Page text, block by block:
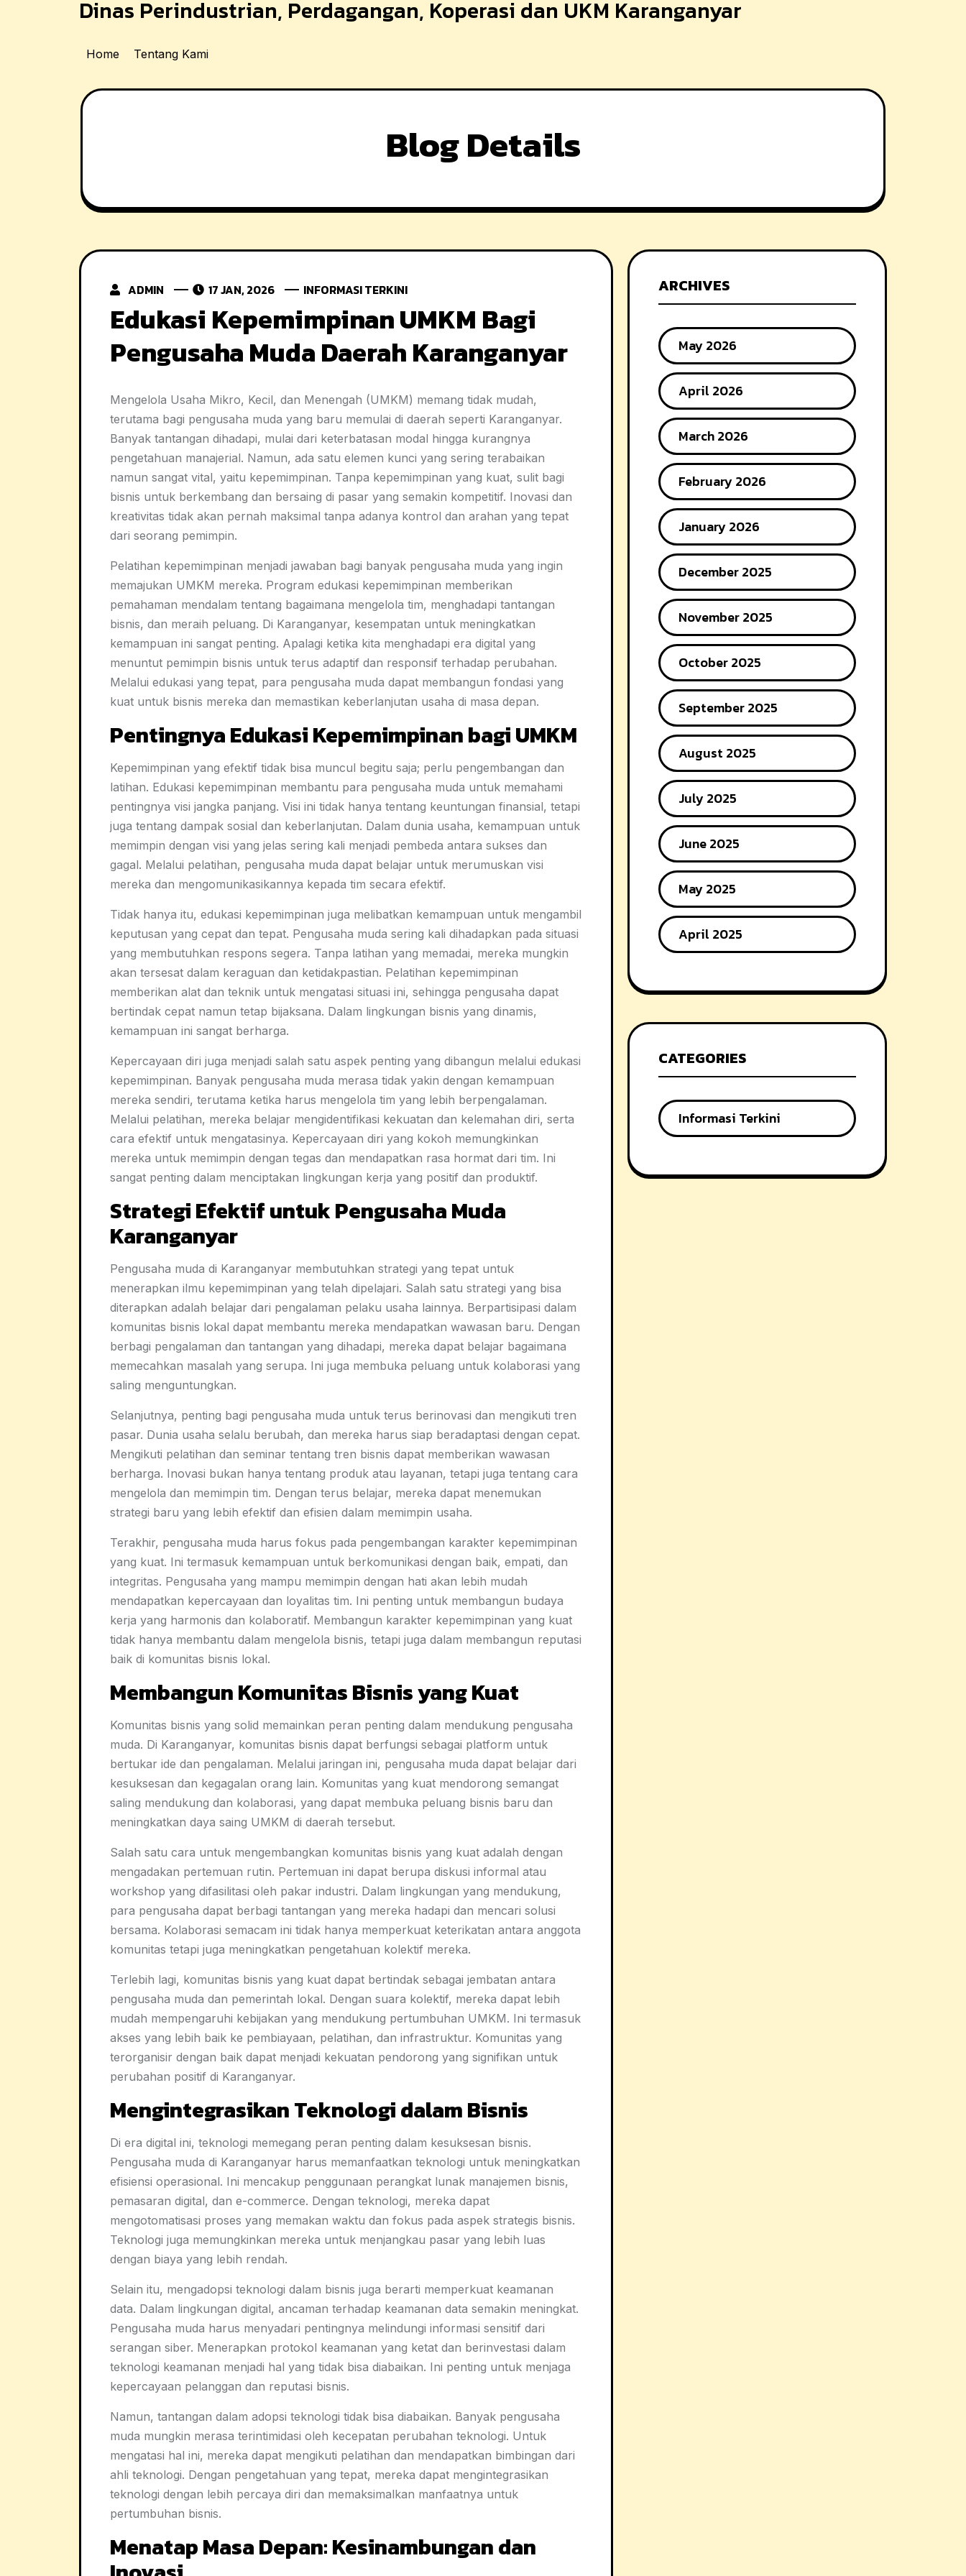
Dinas Perindustrian, Perdagangan, Koperasi dan UKM Karanganyar
Home Tentang Kami
Blog Details
ADMIN 17 JAN, 2026 INFORMASI TERKINI
Edukasi Kepemimpinan UMKM Bagi
Pengusaha Muda Daerah Karanganyar
Mengelola Usaha Mikro, Kecil, dan Menengah (UMKM) memang tidak mudah,
terutama bagi pengusaha muda yang baru memulai di daerah seperti Karanganyar.
Banyak tantangan dihadapi, mulai dari keterbatasan modal hingga kurangnya
pengetahuan manajerial. Namun, ada satu elemen kunci yang sering terabaikan
namun sangat vital, yaitu kepemimpinan. Tanpa kepemimpinan yang kuat, sulit bagi
bisnis untuk berkembang dan bersaing di pasar yang semakin kompetitif. Inovasi dan
kreativitas tidak akan pernah maksimal tanpa adanya kontrol dan arahan yang tepat
dari seorang pemimpin.
Pelatihan kepemimpinan menjadi jawaban bagi banyak pengusaha muda yang ingin
memajukan UMKM mereka. Program edukasi kepemimpinan memberikan
pemahaman mendalam tentang bagaimana mengelola tim, menghadapi tantangan
bisnis, dan meraih peluang. Di Karanganyar, kesempatan untuk meningkatkan
kemampuan ini sangat penting. Apalagi ketika kita menghadapi era digital yang
menuntut pemimpin bisnis untuk terus adaptif dan responsif terhadap perubahan.
Melalui edukasi yang tepat, para pengusaha muda dapat membangun fondasi yang
kuat untuk bisnis mereka dan memastikan keberlanjutan usaha di masa depan.
Pentingnya Edukasi Kepemimpinan bagi UMKM
Kepemimpinan yang efektif tidak bisa muncul begitu saja; perlu pengembangan dan
latihan. Edukasi kepemimpinan membantu para pengusaha muda untuk memahami
pentingnya visi jangka panjang. Visi ini tidak hanya tentang keuntungan finansial, tetapi
juga tentang dampak sosial dan keberlanjutan. Dalam dunia usaha, kemampuan untuk
memimpin dengan visi yang jelas sering kali menjadi pembeda antara sukses dan
gagal. Melalui pelatihan, pengusaha muda dapat belajar untuk merumuskan visi
mereka dan mengomunikasikannya kepada tim secara efektif.
Tidak hanya itu, edukasi kepemimpinan juga melibatkan kemampuan untuk mengambil
keputusan yang cepat dan tepat. Pengusaha muda sering kali dihadapkan pada situasi
yang membutuhkan respons segera. Tanpa latihan yang memadai, mereka mungkin
akan tersesat dalam keraguan dan ketidakpastian. Pelatihan kepemimpinan
memberikan alat dan teknik untuk mengatasi situasi ini, sehingga pengusaha dapat
bertindak cepat namun tetap bijaksana. Dalam lingkungan bisnis yang dinamis,
kemampuan ini sangat berharga.
Kepercayaan diri juga menjadi salah satu aspek penting yang dibangun melalui edukasi
kepemimpinan. Banyak pengusaha muda merasa tidak yakin dengan kemampuan
mereka sendiri, terutama ketika harus mengelola tim yang lebih berpengalaman.
Melalui pelatihan, mereka belajar mengidentifikasi kekuatan dan kelemahan diri, serta
cara efektif untuk mengatasinya. Kepercayaan diri yang kokoh memungkinkan
mereka untuk memimpin dengan tegas dan mendapatkan rasa hormat dari tim. Ini
sangat penting dalam menciptakan lingkungan kerja yang positif dan produktif.
Strategi Efektif untuk Pengusaha Muda
Karanganyar
Pengusaha muda di Karanganyar membutuhkan strategi yang tepat untuk
menerapkan ilmu kepemimpinan yang telah dipelajari. Salah satu strategi yang bisa
diterapkan adalah belajar dari pengalaman pelaku usaha lainnya. Berpartisipasi dalam
komunitas bisnis lokal dapat membantu mereka mendapatkan wawasan baru. Dengan
berbagi pengalaman dan tantangan yang dihadapi, mereka dapat belajar bagaimana
memecahkan masalah yang serupa. Ini juga membuka peluang untuk kolaborasi yang
saling menguntungkan.
Selanjutnya, penting bagi pengusaha muda untuk terus berinovasi dan mengikuti tren
pasar. Dunia usaha selalu berubah, dan mereka harus siap beradaptasi dengan cepat.
Mengikuti pelatihan dan seminar tentang tren bisnis dapat memberikan wawasan
berharga. Inovasi bukan hanya tentang produk atau layanan, tetapi juga tentang cara
mengelola dan memimpin tim. Dengan terus belajar, mereka dapat menemukan
strategi baru yang lebih efektif dan efisien dalam memimpin usaha.
Terakhir, pengusaha muda harus fokus pada pengembangan karakter kepemimpinan
yang kuat. Ini termasuk kemampuan untuk berkomunikasi dengan baik, empati, dan
integritas. Pengusaha yang mampu memimpin dengan hati akan lebih mudah
mendapatkan kepercayaan dan loyalitas tim. Ini penting untuk membangun budaya
kerja yang harmonis dan kolaboratif. Membangun karakter kepemimpinan yang kuat
tidak hanya membantu dalam mengelola bisnis, tetapi juga dalam membangun reputasi
baik di komunitas bisnis lokal.
Membangun Komunitas Bisnis yang Kuat
Komunitas bisnis yang solid memainkan peran penting dalam mendukung pengusaha
muda. Di Karanganyar, komunitas bisnis dapat berfungsi sebagai platform untuk
bertukar ide dan pengalaman. Melalui jaringan ini, pengusaha muda dapat belajar dari
kesuksesan dan kegagalan orang lain. Komunitas yang kuat mendorong semangat
saling mendukung dan kolaborasi, yang dapat membuka peluang bisnis baru dan
meningkatkan daya saing UMKM di daerah tersebut.
Salah satu cara untuk mengembangkan komunitas bisnis yang kuat adalah dengan
mengadakan pertemuan rutin. Pertemuan ini dapat berupa diskusi informal atau
workshop yang difasilitasi oleh pakar industri. Dalam lingkungan yang mendukung,
para pengusaha dapat berbagi tantangan yang mereka hadapi dan mencari solusi
bersama. Kolaborasi semacam ini tidak hanya memperkuat keterikatan antara anggota
komunitas tetapi juga meningkatkan pengetahuan kolektif mereka.
Terlebih lagi, komunitas bisnis yang kuat dapat bertindak sebagai jembatan antara
pengusaha muda dan pemerintah lokal. Dengan suara kolektif, mereka dapat lebih
mudah mempengaruhi kebijakan yang mendukung pertumbuhan UMKM. Ini termasuk
akses yang lebih baik ke pembiayaan, pelatihan, dan infrastruktur. Komunitas yang
terorganisir dengan baik dapat menjadi kekuatan pendorong yang signifikan untuk
perubahan positif di Karanganyar.
Mengintegrasikan Teknologi dalam Bisnis
Di era digital ini, teknologi memegang peran penting dalam kesuksesan bisnis.
Pengusaha muda di Karanganyar harus memanfaatkan teknologi untuk meningkatkan
efisiensi operasional. Ini mencakup penggunaan perangkat lunak manajemen bisnis,
pemasaran digital, dan e-commerce. Dengan teknologi, mereka dapat
mengotomatisasi proses yang memakan waktu dan fokus pada aspek strategis bisnis.
Teknologi juga memungkinkan mereka untuk menjangkau pasar yang lebih luas
dengan biaya yang lebih rendah.
Selain itu, mengadopsi teknologi dalam bisnis juga berarti memperkuat keamanan
data. Dalam lingkungan digital, ancaman terhadap keamanan data semakin meningkat.
Pengusaha muda harus menyadari pentingnya melindungi informasi sensitif dari
serangan siber. Menerapkan protokol keamanan yang ketat dan berinvestasi dalam
teknologi keamanan menjadi hal yang tidak bisa diabaikan. Ini penting untuk menjaga
kepercayaan pelanggan dan reputasi bisnis.
Namun, tantangan dalam adopsi teknologi tidak bisa diabaikan. Banyak pengusaha
muda mungkin merasa terintimidasi oleh kecepatan perubahan teknologi. Untuk
mengatasi hal ini, mereka dapat mengikuti pelatihan dan mendapatkan bimbingan dari
ahli teknologi. Dengan pengetahuan yang tepat, mereka dapat mengintegrasikan
teknologi dengan lebih percaya diri dan memaksimalkan manfaatnya untuk
pertumbuhan bisnis.
Menatap Masa Depan: Kesinambungan dan
ARCHIVES
May 2026
April 2026
March 2026
February 2026
January 2026
December 2025
November 2025
October 2025
September 2025
August 2025
July 2025
June 2025
May 2025
April 2025
CATEGORIES
Informasi Terkini